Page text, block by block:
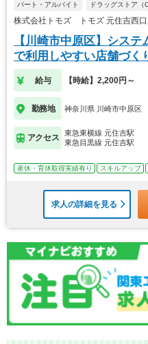
パート・アルバイト ドラッグストア（
株式会社トモズ トモズ 元住吉西口
【川崎市中原区】シス
で利用しやすい店舗づく
給与 【時給】2,200円～
勤務地 神奈川県 川崎市中原区
アクセス
東急東横線 元住吉駅
東急目黒線 元住吉駅
産休・育休取得実績有り スキルアップ
求人の詳細を見る